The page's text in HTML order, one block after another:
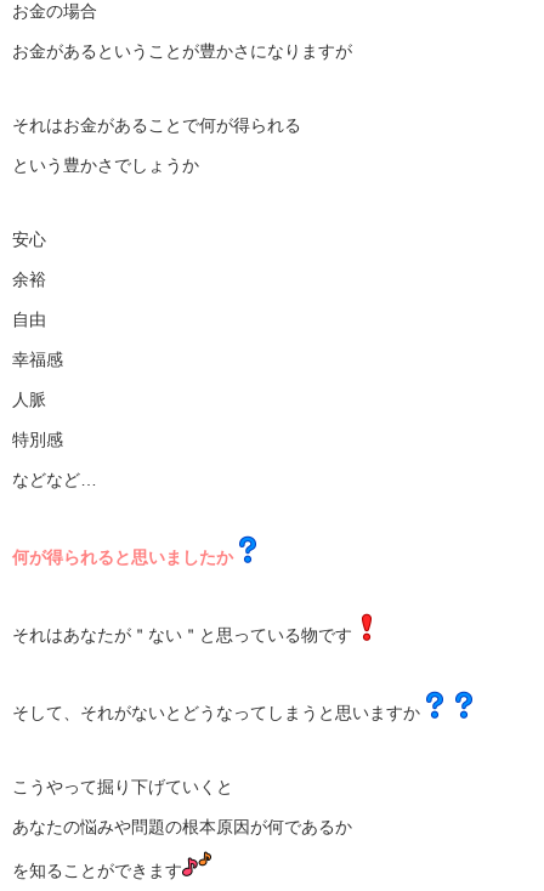
お金の場合
お金があるということが豊かさになりますが
それはお金があることで何が得られる
という豊かさでしょうか
安心
余裕
自由
幸福感
人脈
特別感
などなど…
何が得られると思いましたか
それはあなたが＂ない＂と思っている物です
そして、それがないとどうなってしまうと思いますか
こうやって掘り下げていくと
あなたの悩みや問題の根本原因が何であるか
を知ることができます